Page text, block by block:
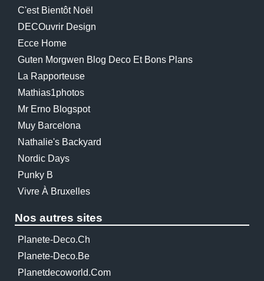
C'est Bientôt Noël
DECOuvrir Design
Ecce Home
Guten Morgwen Blog Deco Et Bons Plans
La Rapporteuse
Mathias1photos
Mr Erno Blogspot
Muy Barcelona
Nathalie's Backyard
Nordic Days
Punky B
Vivre À Bruxelles
Nos autres sites
Planete-Deco.ch
Planete-Deco.be
Planetdecoworld.com